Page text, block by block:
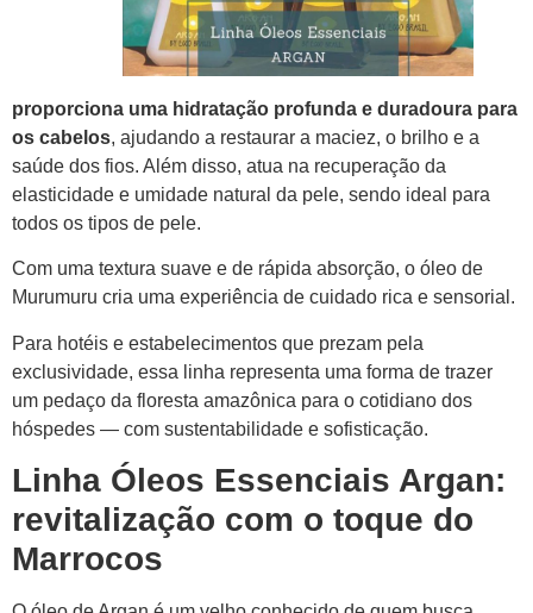
proporciona uma hidratação profunda e duradoura para
os cabelos, ajudando a restaurar a maciez, o brilho e a
saúde dos fios. Além disso, atua na recuperação da
elasticidade e umidade natural da pele, sendo ideal para
todos os tipos de pele.
Com uma textura suave e de rápida absorção, o óleo de
Murumuru cria uma experiência de cuidado rica e sensorial.
Para hotéis e estabelecimentos que prezam pela
exclusividade, essa linha representa uma forma de trazer
um pedaço da floresta amazônica para o cotidiano dos
hóspedes — com sustentabilidade e sofisticação.
Linha Óleos Essenciais Argan:
revitalização com o toque do
Marrocos